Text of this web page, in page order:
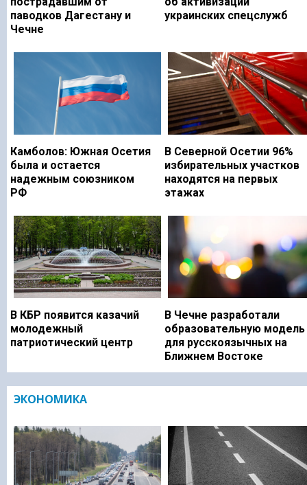
паводков Дагестану и
Чечне
украинских спецслужб
Камболов: Южная Осетия
была и остается
надежным союзником
РФ
В Северной Осетии 96%
избирательных участков
находятся на первых
этажах
В КБР появится казачий
молодежный
патриотический центр
В Чечне разработали
образовательную модель
для русскоязычных на
Ближнем Востоке
ЭКОНОМИКА